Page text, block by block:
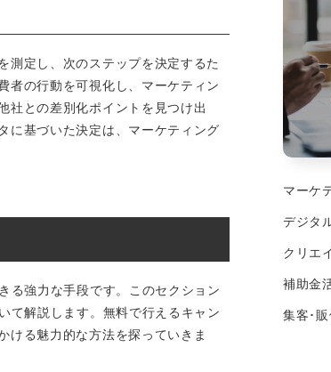
測定し、次のステップを決定するた
者の行動を可視化し、マーケティン
社との差別化ポイントを見つけ出
に基づいた決定は、マーケティング
る強力な手段です。このセクション
て解説します。無料で行えるキャン
ける魅力的な方法を探っていきま
マーケ
デジタ
クリエ
補助金
集客･